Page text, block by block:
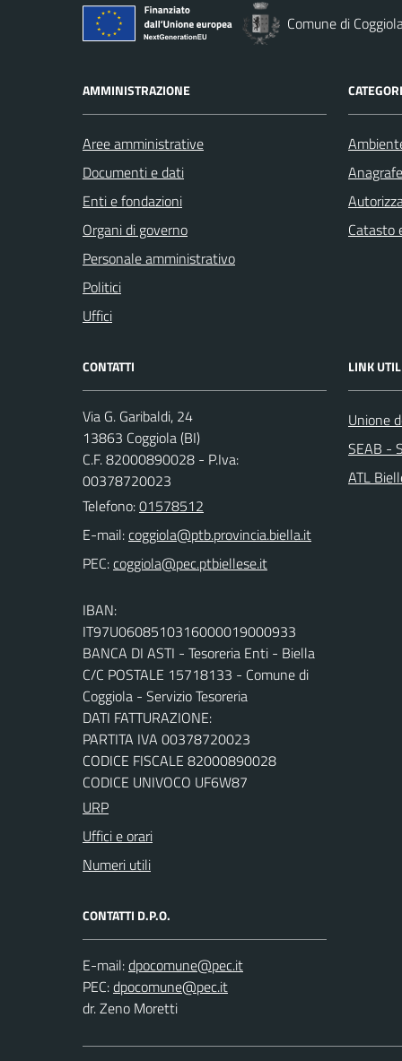
Comune di
AMMINISTRAZIONE
Aree amministrative
Documenti e dati
Enti e fondazioni
Organi di governo
Personale amministrativo
Politici
Uffici
Catasto
CONTATTI
Via G. Garibaldi, 24
13863 Coggiola (BI)
C.F. 82000890028 - P.Iva:
00378720023
Telefono:01578512
E-mail:
PEC:
IBAN:
IT97U0608510316000019000933
BANCA DI ASTI - Tesoreria Enti - Biella
C/C POSTALE 15718133 - Comune di
Coggiola - Servizio Tesoreria
DATI FATTURAZIONE:
PARTITA IVA 00378720023
CODICE FISCALE 82000890028
CODICE UNIVOCO UF6W87
URP
Uffici e orari
Numeri utili
CONTATTI D.P.O.
E-mail:
PEC:
dr. Zeno Moretti
LINK
Unione
SEAB -
ATL